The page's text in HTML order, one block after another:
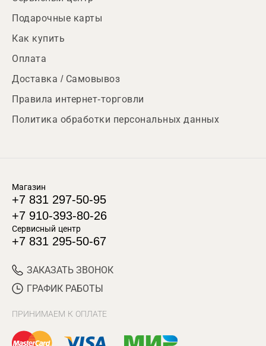
Подарочные карты
Как купить
Оплата
Доставка / Самовывоз
Правила интернет-торговли
Политика обработки персональных данных
Магазин
+7 831 297-50-95
+7 910-393-80-26
Сервисный центр
+7 831 295-50-67
ЗАКАЗАТЬ ЗВОНОК
ГРАФИК РАБОТЫ
ПРИНИМАЕМ К ОПЛАТЕ